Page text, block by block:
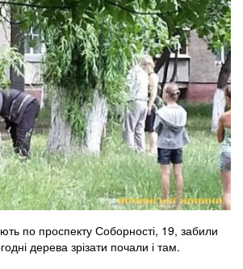
по проспекту Соборності, 19, забили
дерева зрізати почали і там.